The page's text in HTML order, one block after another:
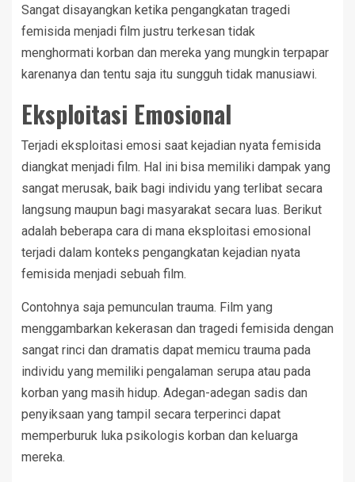
Sangat disayangkan ketika pengangkatan tragedi
femisida menjadi film justru terkesan tidak
menghormati korban dan mereka yang mungkin terpapar
karenanya dan tentu saja itu sungguh tidak manusiawi.
Eksploitasi Emosional
Terjadi eksploitasi emosi saat kejadian nyata femisida
diangkat menjadi film. Hal ini bisa memiliki dampak yang
sangat merusak, baik bagi individu yang terlibat secara
langsung maupun bagi masyarakat secara luas. Berikut
adalah beberapa cara di mana eksploitasi emosional
terjadi dalam konteks pengangkatan kejadian nyata
femisida menjadi sebuah film.
Contohnya saja pemunculan trauma. Film yang
menggambarkan kekerasan dan tragedi femisida dengan
sangat rinci dan dramatis dapat memicu trauma pada
individu yang memiliki pengalaman serupa atau pada
korban yang masih hidup. Adegan-adegan sadis dan
penyiksaan yang tampil secara terperinci dapat
memperburuk luka psikologis korban dan keluarga
mereka.